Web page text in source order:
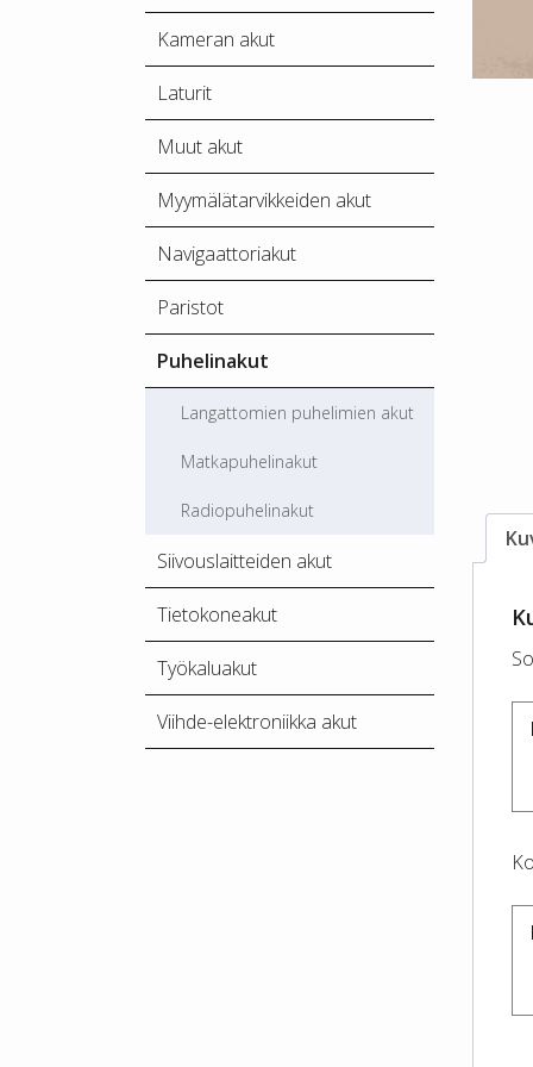
Kameran akut
Laturit
Muut akut
Myymälätarvikkeiden akut
Navigaattoriakut
Paristot
Puhelinakut
Langattomien puhelimien akut
Matkapuhelinakut
Radiopuhelinakut
Siivouslaitteiden akut
Tietokoneakut
Työkaluakut
Viihde-elektroniikka akut